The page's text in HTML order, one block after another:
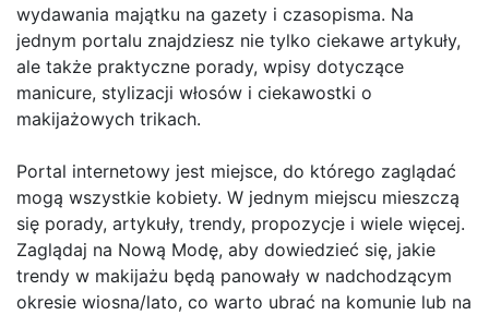
wydawania majątku na gazety i czasopisma. Na
jednym portalu znajdziesz nie tylko ciekawe artykuły,
ale także praktyczne porady, wpisy dotyczące
manicure, stylizacji włosów i ciekawostki o
makijażowych trikach.
Portal internetowy jest miejsce, do którego zaglądać
mogą wszystkie kobiety. W jednym miejscu mieszczą
się porady, artykuły, trendy, propozycje i wiele więcej.
Zaglądaj na Nową Modę, aby dowiedzieć się, jakie
trendy w makijażu będą panowały w nadchodzącym
okresie wiosna/lato, co warto ubrać na komunie lub na